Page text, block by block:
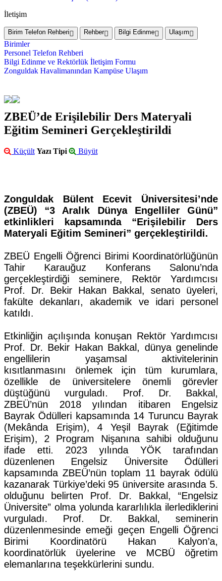
İletişim
Birim Telefon Rehberi Rehber Bilgi Edinme Ulaşım
Birimler
Personel Telefon Rehberi
Bilgi Edinme ve Rektörlük İletişim Formu
Zonguldak Havalimanından Kampüse Ulaşım
ZBEÜ’de Erişilebilir Ders Materyali
Eğitim Semineri Gerçekleştirildi
Küçült Yazı Tipi Büyüt
Zonguldak Bülent Ecevit Üniversitesi’nde
(ZBEÜ) “3 Aralık Dünya Engelliler Günü”
etkinlikleri kapsamında “Erişilebilir Ders
Materyali Eğitim Semineri” gerçekleştirildi.
ZBEÜ Engelli Öğrenci Birimi Koordinatörlüğünün
Tahir Karauğuz Konferans Salonu’nda
gerçekleştirdiği seminere, Rektör Yardımcısı
Prof. Dr. Bekir Hakan Bakkal, senato üyeleri,
fakülte dekanları, akademik ve idari personel
katıldı.
Etkinliğin açılışında konuşan Rektör Yardımcısı
Prof. Dr. Bekir Hakan Bakkal, dünya genelinde
engellilerin yaşamsal aktivitelerinin
kısıtlanmasını önlemek için tüm kurumlara,
özellikle de üniversitelere önemli görevler
düştüğünü vurguladı. Prof. Dr. Bakkal,
ZBEÜ’nün 2018 yılından itibaren Engelsiz
Bayrak Ödülleri kapsamında 14 Turuncu Bayrak
(Mekânda Erişim), 4 Yeşil Bayrak (Eğitimde
Erişim), 2 Program Nişanına sahibi olduğunu
ifade etti. 2023 yılında YÖK tarafından
düzenlenen Engelsiz Üniversite Ödülleri
kapsamında ZBEÜ’nün toplam 11 bayrak ödülü
kazanarak Türkiye’deki 95 üniversite arasında 5.
olduğunu belirten Prof. Dr. Bakkal, “Engelsiz
Üniversite” olma yolunda kararlılıkla ilerlediklerini
vurguladı. Prof. Dr. Bakkal, seminerin
düzenlenmesinde emeği geçen Engelli Öğrenci
Birimi Koordinatörü Hakan Kalyon’a,
koordinatörlük üyelerine ve MCBÜ öğretim
elemanlarına teşekkürlerini sundu.